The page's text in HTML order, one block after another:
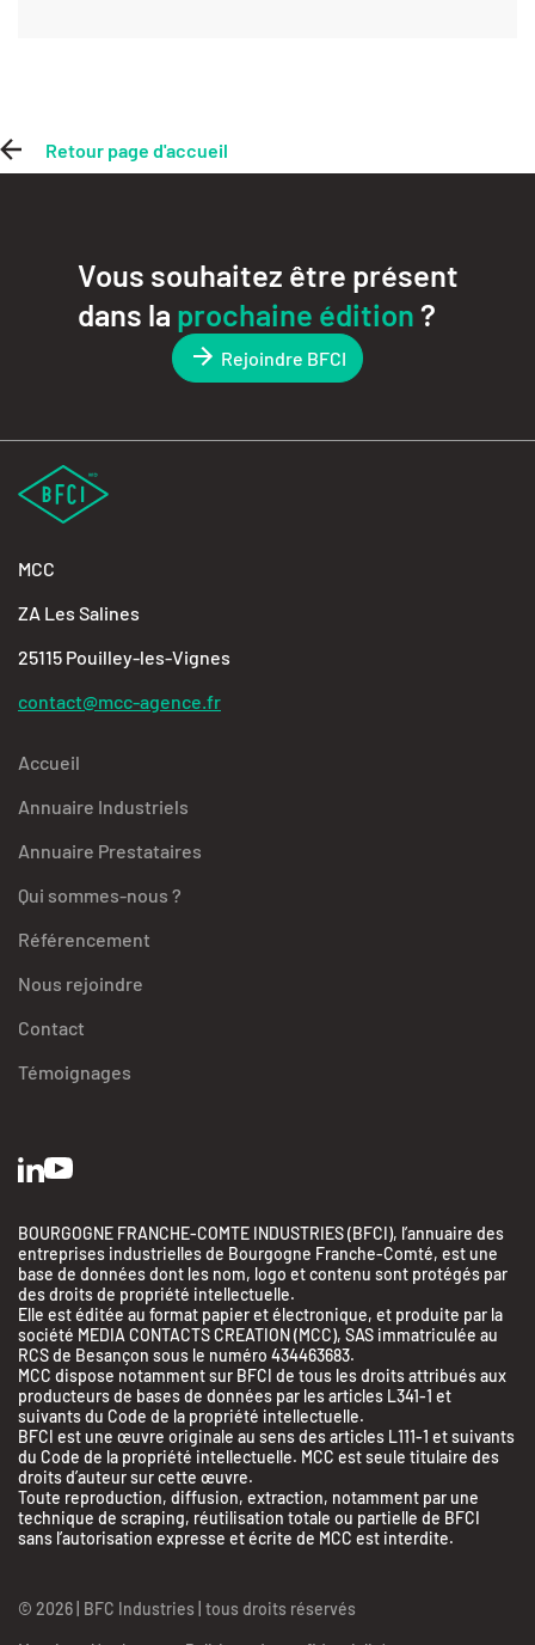
Retour page d'accueil
Vous souhaitez être présent
dans la prochaine édition?
Rejoindre BFCI
MCC
ZA Les Salines
25115 Pouilley-les-Vignes
contact@mcc-agence.fr
Accueil
Annuaire Industriels
Annuaire Prestataires
Qui sommes-nous ?
Référencement
Nous rejoindre
Contact
Témoignages
BOURGOGNE FRANCHE-COMTE INDUSTRIES (BFCI), l’annuaire des
entreprises industrielles de Bourgogne Franche-Comté, est une
base de données dont les nom, logo et contenu sont protégés par
des droits de propriété intellectuelle.
Elle est éditée au format papier et électronique, et produite par la
société MEDIA CONTACTS CREATION (MCC), SAS immatriculée au
RCS de Besançon sous le numéro 434463683.
MCC dispose notamment sur BFCI de tous les droits attribués aux
producteurs de bases de données par les articles L341-1 et
suivants du Code de la propriété intellectuelle.
BFCI est une œuvre originale au sens des articles L111-1 et suivants
du Code de la propriété intellectuelle. MCC est seule titulaire des
droits d’auteur sur cette œuvre.
Toute reproduction, diffusion, extraction, notamment par une
technique de scraping, réutilisation totale ou partielle de BFCI
sans l’autorisation expresse et écrite de MCC est interdite.
© 2026 | BFC Industries | tous droits réservés